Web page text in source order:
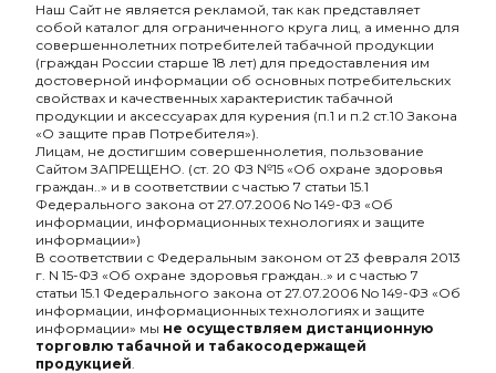
Сигариллы с фильтром
CORSAR OF THE QUEEN
Gold (20шт)
241₽
Сигариллы с фильтром
CORSAR OF THE QUEEN
241₽
Наш Сайт не является рекламой, так как представляет
собой каталог для ограниченного круга лиц, а именно для
совершеннолетних потребителей табачной продукции
(граждан России старше 18 лет) для предоставления им
достоверной информации об основных потребительских
свойствах и качественных характеристик табачной
продукции и аксессуарах для курения (п.1 и п.2 ст.10 Закона
«О защите прав Потребителя»).
Лицам, не достигшим совершеннолетия, пользование
Сайтом ЗАПРЕЩЕНО. (ст. 20 ФЗ №15 «Об охране здоровья
граждан..» и в соответствии с частью 7 статьи 15.1
Федерального закона от 27.07.2006 No 149-ФЗ «Об
информации, информационных технологиях и защите
информации»)
В соответствии с Федеральным законом от 23 февраля 2013
г. N 15-ФЗ «Об охране здоровья граждан..» и с частью 7
статьи 15.1 Федерального закона от 27.07.2006 No 149-ФЗ «Об
информации, информационных технологиях и защите
информации» мы не осуществляем дистанционную
торговлю табачной и табакосодержащей
продукцией.